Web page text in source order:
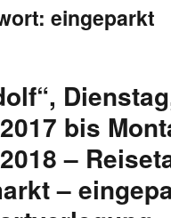
eingeparkt
bis
–
–